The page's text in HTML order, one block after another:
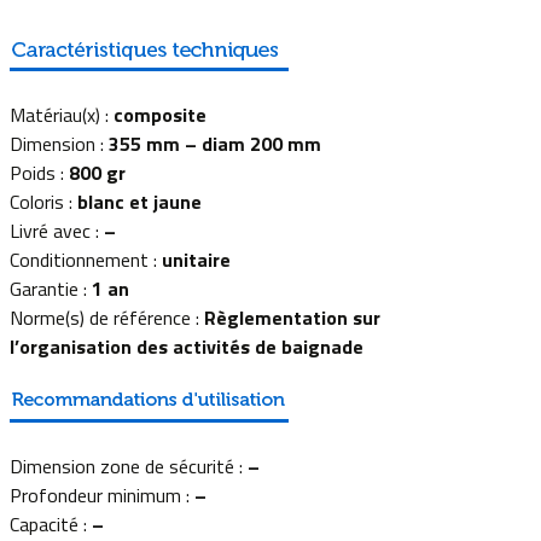
Matériau(x) : composite
Dimension : 355 mm – diam 200 mm
Poids : 800 gr
Coloris : blanc et jaune
Livré avec : –
Conditionnement : unitaire
Garantie : 1 an
Norme(s) de référence : Règlementation sur
l’organisation des activités de baignade
Dimension zone de sécurité : –
Profondeur minimum : –
Capacité : –